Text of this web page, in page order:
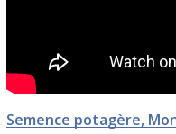
Semence potagère,